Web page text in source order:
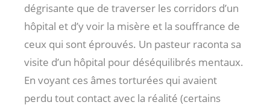
dégrisante que de traverser les corridors d’un
hôpital et d’y voir la misère et la souffrance de
ceux qui sont éprouvés. Un pasteur raconta sa
visite d’un hôpital pour déséquilibrés mentaux.
En voyant ces âmes torturées qui avaient
perdu tout contact avec la réalité (certains